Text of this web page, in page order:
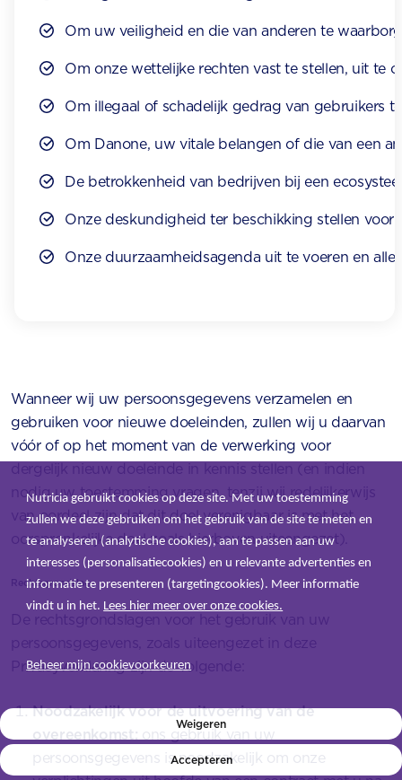
INLOGGEN
Om uw veiligheid en die van anderen te
Om onze wettelijke rechten vast te stellen, uit te
Om illegaal of schadelijk gedrag van gebruikers
Om Danone, uw vitale belangen of die van een
De betrokkenheid van bedrijven bij een
Onze deskundigheid ter beschikking stellen
Onze duurzaamheidsagenda uit te voeren en
Wanneer wij uw persoonsgegevens verzamelen en
gebruiken voor nieuwe doeleinden, zullen wij u daarvan
vóór of op het moment van de verwerking voor
dergelijk nieuw doeleinde in kennis stellen (en indien
nodig uw toestemming vragen, tenzij wij redelijkerwijs
van oordeel zijn dat dit doel verenigbaar is met het
oorspronkelijke doel zoals hierboven uiteengezet).
Rechtsgrondslag
De rechtsgrondslagen voor het gebruik van uw
persoonsgegevens, zoals uiteengezet in deze
Privacyverklaring zijn de volgende:
Noodzakelijk voor de uitvoering van de
overeenkomst: ons gebruik van uw
persoonsgegevens is noodzakelijk om onze
Nutricia gebruikt cookies op deze site. Met uw toestemming
zullen we deze gebruiken om het gebruik van de site te meten en
te analyseren (analytische cookies), aan te passen aan uw
interesses (personalisatiecookies) en u relevante advertenties en
informatie te presenteren (targetingcookies). Meer informatie
vindt u in het. Lees hier meer over onze cookies.
Beheer mijn cookievoorkeuren
Weigeren
Accepteren